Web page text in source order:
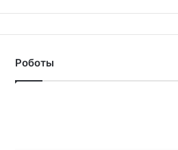
Роботы